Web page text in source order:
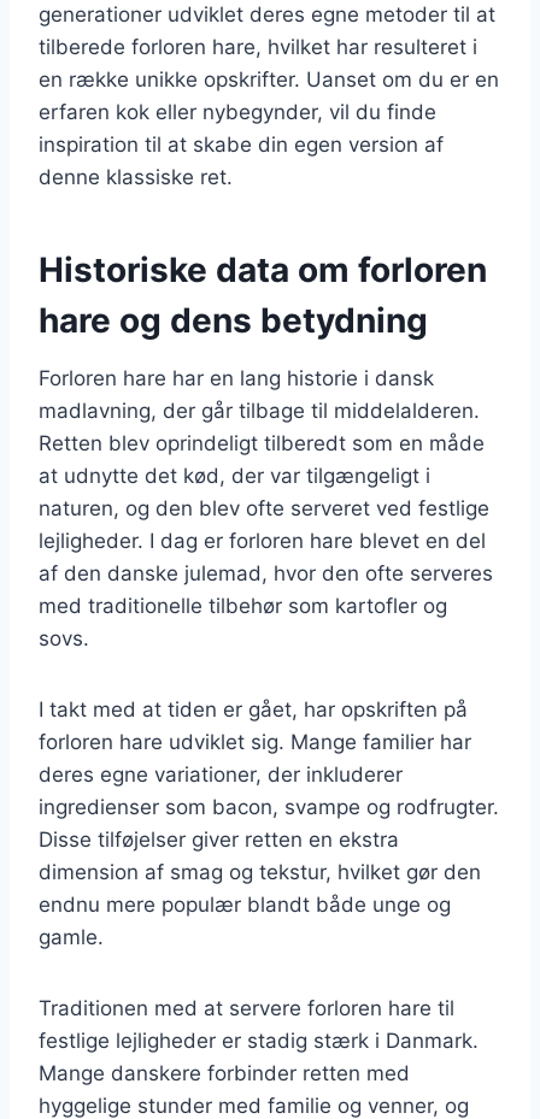
generationer udviklet deres egne metoder til at
tilberede forloren hare, hvilket har resulteret i
en række unikke opskrifter. Uanset om du er en
erfaren kok eller nybegynder, vil du finde
inspiration til at skabe din egen version af
denne klassiske ret.
Historiske data om forloren
hare og dens betydning
Forloren hare har en lang historie i dansk
madlavning, der går tilbage til middelalderen.
Retten blev oprindeligt tilberedt som en måde
at udnytte det kød, der var tilgængeligt i
naturen, og den blev ofte serveret ved festlige
lejligheder. I dag er forloren hare blevet en del
af den danske julemad, hvor den ofte serveres
med traditionelle tilbehør som kartofler og
sovs.
I takt med at tiden er gået, har opskriften på
forloren hare udviklet sig. Mange familier har
deres egne variationer, der inkluderer
ingredienser som bacon, svampe og rodfrugter.
Disse tilføjelser giver retten en ekstra
dimension af smag og tekstur, hvilket gør den
endnu mere populær blandt både unge og
gamle.
Traditionen med at servere forloren hare til
festlige lejligheder er stadig stærk i Danmark.
Mange danskere forbinder retten med
hyggelige stunder med familie og venner, og